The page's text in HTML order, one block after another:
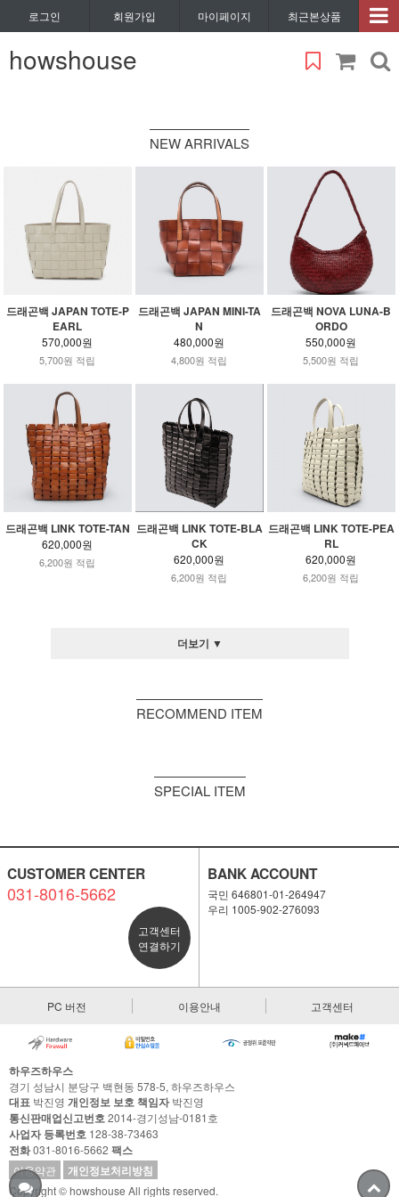
로그인 회원가입 마이페이지 최근본상품
howshouse
NEW ARRIVALS
드래곤백 JAPAN TOTE-P
EARL
570,000원
5,700원 적립
드래곤백 JAPAN MINI-TA
N
480,000원
4,800원 적립
드래곤백 NOVA LUNA-B
ORDO
550,000원
5,500원 적립
드래곤백 LINK TOTE-TAN
620,000원
6,200원 적립
드래곤백 LINK TOTE-BLA
CK
620,000원
6,200원 적립
드래곤백 LINK TOTE-PEA
RL
620,000원
6,200원 적립
더보기 ▼
RECOMMEND ITEM
SPECIAL ITEM
CUSTOMER CENTER
031-8016-5662
고객센터
연결하기
BANK ACCOUNT
국민 646801-01-264947
우리 1005-902-276093
PC 버전 이용안내 고객센터
하우즈하우스
경기 성남시 분당구 백현동 578-5, 하우즈하우스
대표 박진영 개인정보 보호 책임자박진영
통신판매업신고번호2014-경기성남-0181호
사업자 등록번호 128-38-73463
전화031-8016-5662 팩스
이용약관 개인정보처리방침
Copyright © howshouse All rights reserved.